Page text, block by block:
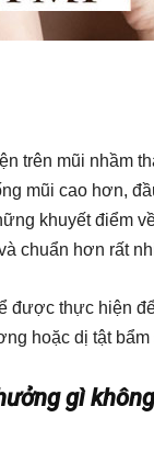
trên mũi nhầm
mũi cao hơn,
khuyết điểm
chuẩn hơn rất
được thực hiện
hoặc dị tật bẩm
gì